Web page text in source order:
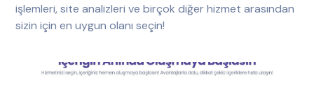
işlemleri, site analizleri ve birçok diğer hizmet arasından
sizin için en uygun olanı seçin!